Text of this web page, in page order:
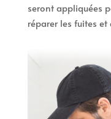
seront appliquées
réparer les fuites